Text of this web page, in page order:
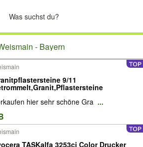
- Bayern
9/11
hier sehr schöne Gra ...
TASKalfa 3253ci Color Drucker